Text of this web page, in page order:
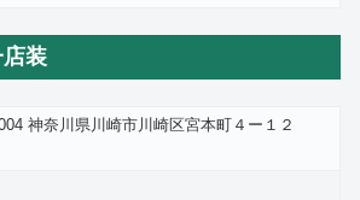
装
神奈川県川崎市川崎区宮本町４ー１２